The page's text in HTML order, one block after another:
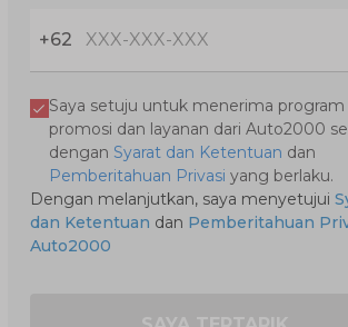
+62
Saya setuju untuk menerima program
promosi dan layanan dari Auto2000
dengan Syarat dan Ketentuan dan
Pemberitahuan Privasi yang berlaku.
Dengan melanjutkan, saya menyetujui
dan Ketentuan dan Pemberitahuan
Auto2000